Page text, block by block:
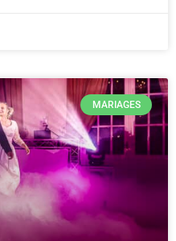
MARIAGES